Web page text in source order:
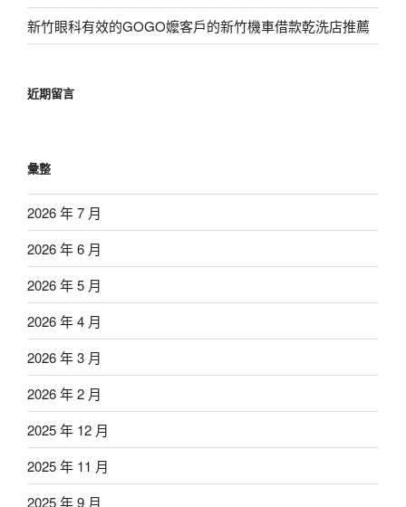
新竹眼科有效的GOGO嬤客戶的新竹機車借款乾洗店推薦
近期留言
彙整
2026 年 7 月
2026 年 6 月
2026 年 5 月
2026 年 4 月
2026 年 3 月
2026 年 2 月
2025 年 12 月
2025 年 11 月
2025 年 9 月